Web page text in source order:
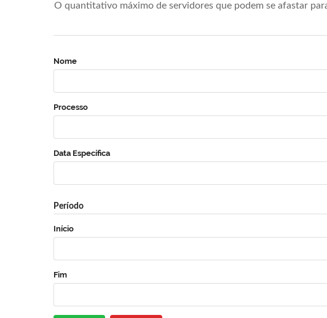
O quantitativo máximo de servidores que podem se afastar
Nome
Processo
Data Específica
Período
Início
Fim